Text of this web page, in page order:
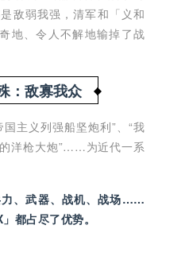
敌弱我强，清军和「义和
地、令人不解地输掉了战
： 敌寡我众
主义列强船坚炮利”、“我
洋枪大炮”……为近代一系
力、武器、战机、战场……
都占尽了优势。